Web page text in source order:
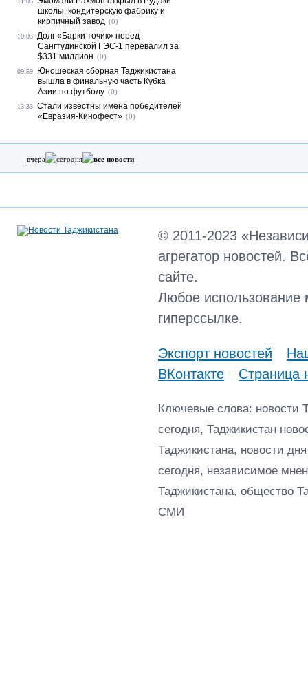
школы, кондитерскую фабрику и
кирпичный завод (0)
10:03 Долг «Барки точик» перед
Сангтудинской ГЭС-1 перевалил за
$331 миллион (0)
09:59
Юношеская сборная Таджикистана
вышла в финальную часть Кубка
Азии по футболу (0)
13:33 Стали известны имена победителей
«Евразия-Кинофест» (0)
вчера сегодня все новости
© 2011-2023
агрегатор новостей.
сайте.
Любое использование
гиперссылке.
Экспорт новостей
ВКонтакте
Страница
Ключевые слова: новости
сегодня, Таджикистан
Таджикистана, новости
сегодня, независимое
Таджикистана, общество
СМИ